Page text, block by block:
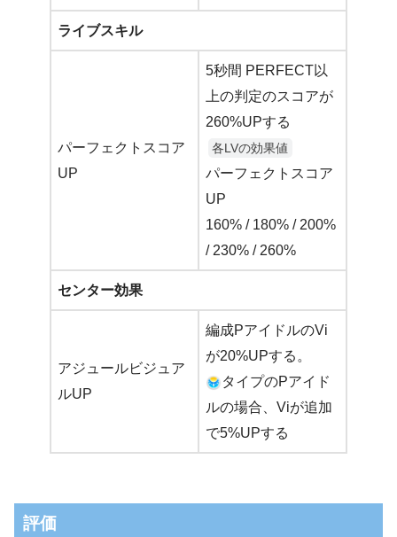
ライブスキル
パーフェクトスコア
UP
5秒間 PERFECT以
上の判定のスコアが
260%UPする
各LVの効果値
パーフェクトスコア
UP
160% / 180% / 200%
/ 230% / 260%
センター効果
アジュールビジュア
ルUP
編成PアイドルのVi
が20%UPする。
タイプのPアイド
ルの場合、Viが追加
で5%UPする
評価